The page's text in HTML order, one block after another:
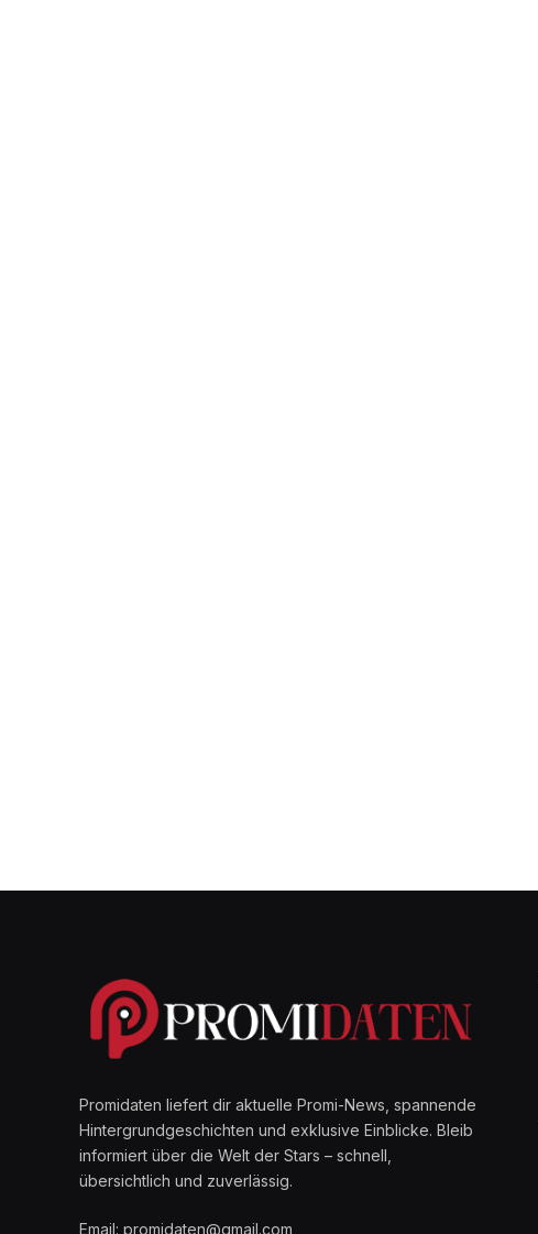
Promidaten liefert dir aktuelle Promi-News, spannende
Hintergrundgeschichten und exklusive Einblicke. Bleib
informiert über die Welt der Stars – schnell,
übersichtlich und zuverlässig.
Email: promidaten@gmail.com